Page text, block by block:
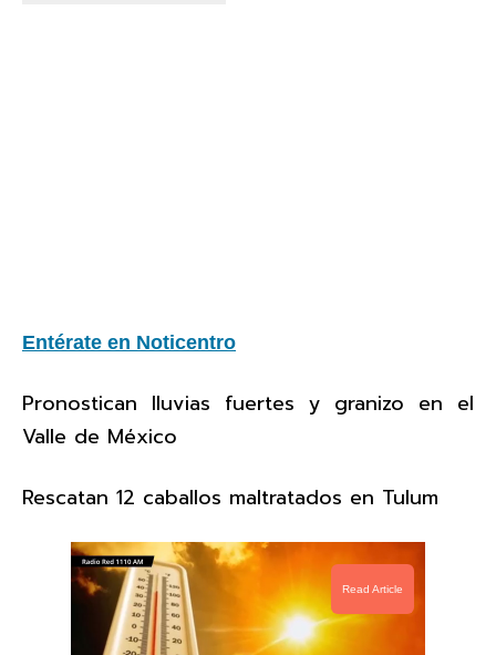
Entérate en Noticentro
Pronostican lluvias fuertes y granizo en el
Valle de México
Rescatan 12 caballos maltratados en Tulum
Read Article